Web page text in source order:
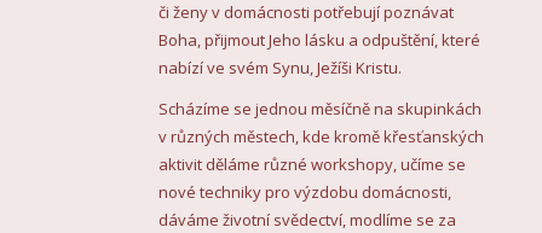
či ženy v domácnosti potřebují poznávat
Boha, přijmout Jeho lásku a odpuštění, které
nabízí ve svém Synu, Ježíši Kristu.
Scházíme se jednou měsíčně na skupinkách
v různých městech, kde kromě křesťanských
aktivit děláme různé workshopy, učíme se
nové techniky pro výzdobu domácnosti,
dáváme životní svědectví, modlíme se za